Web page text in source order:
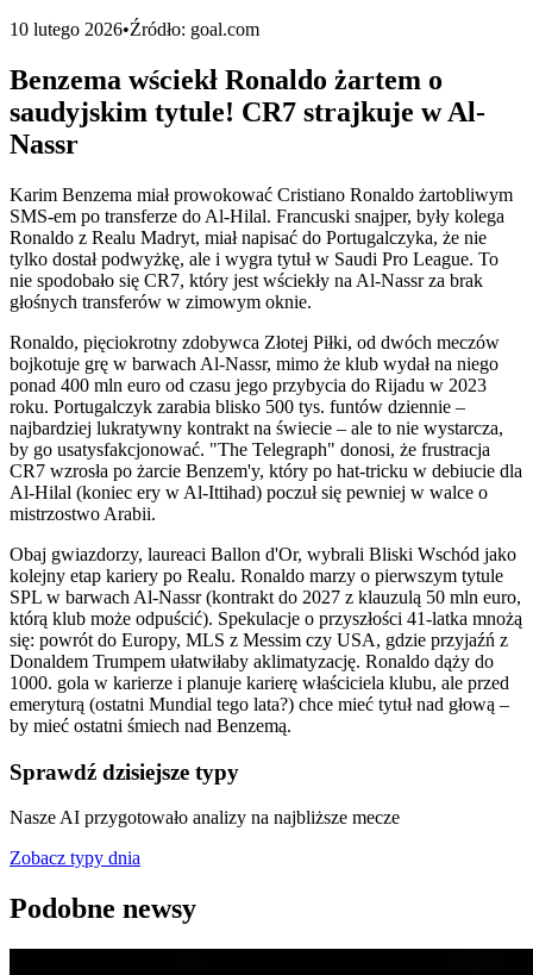
10 lutego 2026•Źródło: goal.com
Benzema wściekł Ronaldo żartem o
saudyjskim tytule! CR7 strajkuje w Al-
Nassr
Karim Benzema miał prowokować Cristiano Ronaldo żartobliwym
SMS-em po transferze do Al-Hilal. Francuski snajper, były kolega
Ronaldo z Realu Madryt, miał napisać do Portugalczyka, że nie
tylko dostał podwyżkę, ale i wygra tytuł w Saudi Pro League. To
nie spodobało się CR7, który jest wściekły na Al-Nassr za brak
głośnych transferów w zimowym oknie.
Ronaldo, pięciokrotny zdobywca Złotej Piłki, od dwóch meczów
bojkotuje grę w barwach Al-Nassr, mimo że klub wydał na niego
ponad 400 mln euro od czasu jego przybycia do Rijadu w 2023
roku. Portugalczyk zarabia blisko 500 tys. funtów dziennie –
najbardziej lukratywny kontrakt na świecie – ale to nie wystarcza,
by go usatysfakcjonować. "The Telegraph" donosi, że frustracja
CR7 wzrosła po żarcie Benzem'y, który po hat-tricku w debiucie dla
Al-Hilal (koniec ery w Al-Ittihad) poczuł się pewniej w walce o
mistrzostwo Arabii.
Obaj gwiazdorzy, laureaci Ballon d'Or, wybrali Bliski Wschód jako
kolejny etap kariery po Realu. Ronaldo marzy o pierwszym tytule
SPL w barwach Al-Nassr (kontrakt do 2027 z klauzulą 50 mln euro,
którą klub może odpuścić). Spekulacje o przyszłości 41-latka mnożą
się: powrót do Europy, MLS z Messim czy USA, gdzie przyjaźń z
Donaldem Trumpem ułatwiłaby aklimatyzację. Ronaldo dąży do
1000. gola w karierze i planuje karierę właściciela klubu, ale przed
emeryturą (ostatni Mundial tego lata?) chce mieć tytuł nad głową –
by mieć ostatni śmiech nad Benzemą.
Sprawdź dzisiejsze typy
Nasze AI przygotowało analizy na najbliższe mecze
Zobacz typy dnia
Podobne newsy